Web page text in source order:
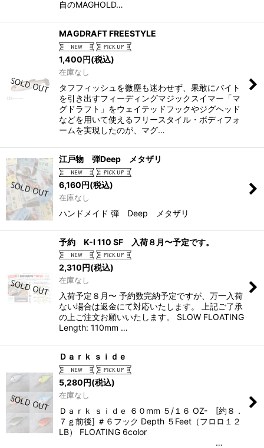
自のMAGHOLD…
MAGDRAFT FREESTYLE
1,400円(税込)
在庫なし
タフフィッシュを微塵も迷わせず、果敢にバイト
を引き出すフィーディングマジックスイマー「マ
グドラフト」をウェイテッドフックやジグヘッド
などを用いて使えるフリースタイル・ボディフォ
ームを実現したのが、マグ…
江戸物 弾Deep メタザリ
6,160円(税込)
在庫なし
ハンドメイド 弾 Deep メタザリ
予約 K-I 110 SF 入荷８月〜予定です。
2,310円(税込)
在庫なし
入荷予定８月〜 予約数完納予定ですが、万一入荷
ない場合は返金にて対応いたします。 上記ご了承
の上ご注文お願いいたします。 SLOW FLOATING
Length: 110mm …
Ｄａｒｋ ｓｉｄｅ
5,280円(税込)
在庫なし
Ｄａｒｋ ｓｉｄｅ ６０mm ５/１６ OZ- [約８．
７ｇ前後] ＃６フック Depth ５Feet（フロロ１２
LB） FLOATING 6color
…